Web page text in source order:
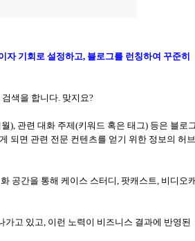
자 기회로 설정하고, 블로그를 런칭하여 꾸준히
색을 합니다. 맞지요?
), 관련 대화 주제(키워드 혹은 태그) 등은 블로
되면 관련 전문 컨텐츠를 얻기 위한 정보의 허브
공간을 통해 케이스 스터디, 팟캐스트, 비디오캐
가고 있고, 이런 노력이 비즈니스 결과에 반영된